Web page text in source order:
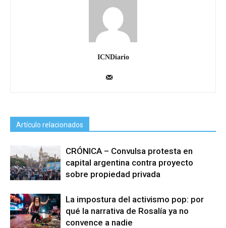
ICNDiario
Artículo relacionados
CRÓNICA – Convulsa protesta en
capital argentina contra proyecto
sobre propiedad privada
La impostura del activismo pop: por
qué la narrativa de Rosalía ya no
convence a nadie